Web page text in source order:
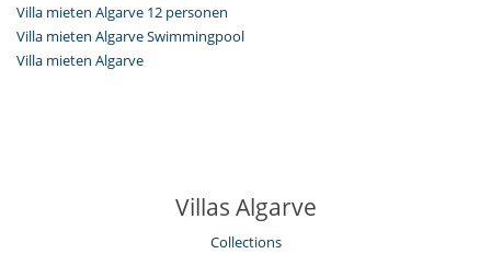
Villa mieten Algarve 12 personen
Villa mieten Algarve Swimmingpool
Villa mieten Algarve
Villas Algarve
Collections